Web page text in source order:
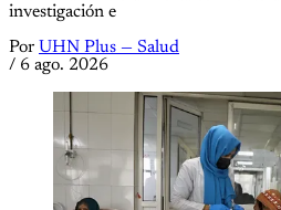
investigación e
Por UHN Plus — Salud
/ 6 ago. 2026